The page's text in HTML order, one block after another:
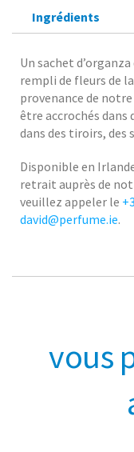
Ingrédients
Un sachet
rempli de fleurs de
provenance de
être accrochés dans
dans des tiroirs, des
Disponible en
retrait auprès de
veuillez appeler le
david@perfume.ie.
vous